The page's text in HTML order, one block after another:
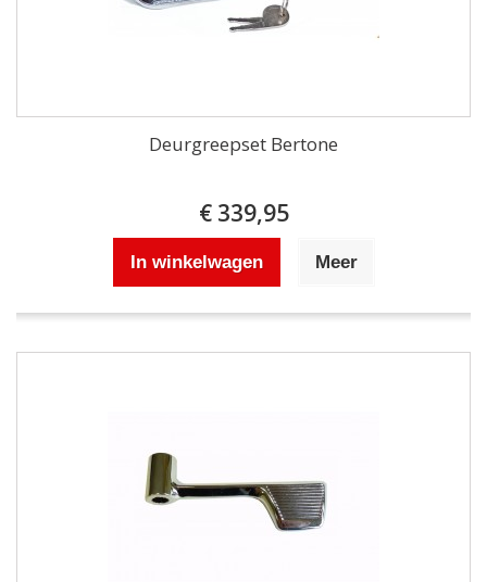
Deurgreepset Bertone
€ 339,95
In winkelwagen Meer